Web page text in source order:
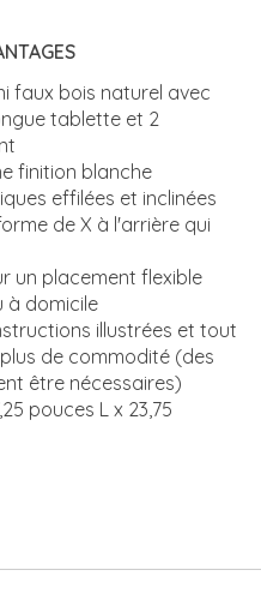
faux bois naturel avec
tablette et 2
finition blanche
effilées et inclinées
de X à l'arrière qui
un placement flexible
à domicile
illustrées et tout
de commodité (des
être nécessaires)
pouces L x 23,75